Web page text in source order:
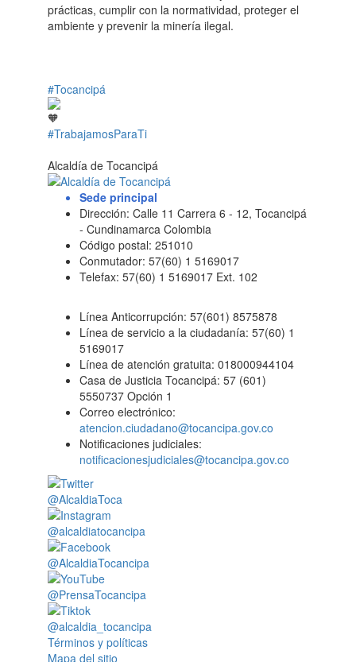
prácticas, cumplir con la normatividad, proteger el
ambiente y prevenir la minería ilegal.
#Tocancipá
#TrabajamosParaTi
Alcaldía de Tocancipá
Sede principal
Dirección: Calle 11 Carrera 6 - 12, Tocancipá
- Cundinamarca Colombia
Código postal: 251010
Conmutador: 57(60) 1 5169017
Telefax: 57(60) 1 5169017 Ext. 102
Línea Anticorrupción: 57(601) 8575878
Línea de servicio a la ciudadanía: 57(60) 1
5169017
Línea de atención gratuita: 018000944104
Casa de Justicia Tocancipá: 57 (601)
5550737 Opción 1
Correo electrónico:
atencion.ciudadano@tocancipa.gov.co
Notificaciones judiciales:
notificacionesjudiciales@tocancipa.gov.co
@AlcaldiaToca
@alcaldiatocancipa
@AlcaldiaTocancipa
@PrensaTocancipa
@alcaldia_tocancipa
Términos y políticas
Mapa del sitio